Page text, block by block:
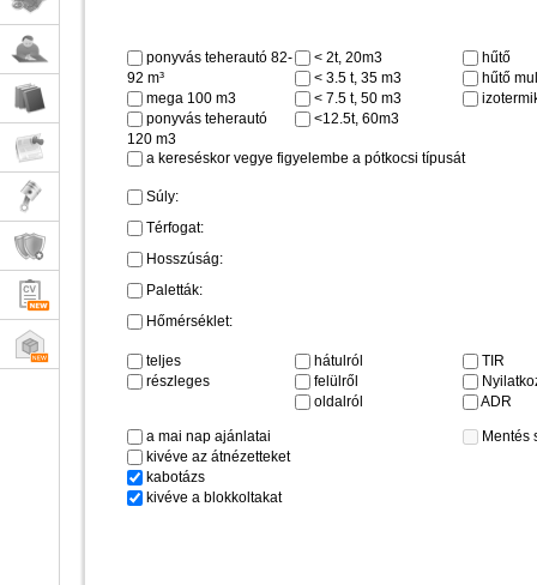
ponyvás teherautó 82-
92 m³
mega 100 m3
ponyvás teherautó
120 m3
< 2t, 20m3
< 3.5 t, 35 m3
< 7.5 t, 50 m3
<12.5t, 60m3
hűtő
hűtő
a kereséskor vegye figyelembe a pótkocsi típusát
Súly:
Térfogat:
Hosszúság:
Paletták:
Hőmérséklet:
teljes
részleges
hátulról
felülről
oldalról
TIR
ADR
a mai nap ajánlatai
kivéve az átnézetteket
kabotázs
kivéve a blokkoltakat
Mentés